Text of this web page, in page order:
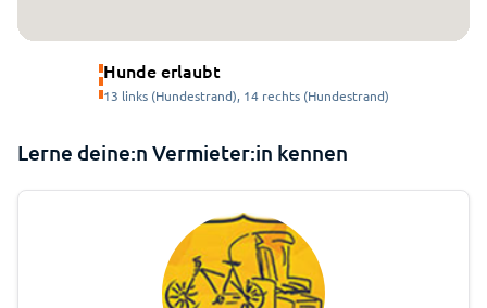
Hunde erlaubt
13 links (Hundestrand), 14 rechts (Hundestrand)
Lerne deine:n Vermieter:in kennen